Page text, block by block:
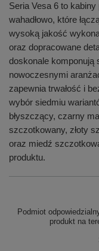
Seria Vesa 6 to
wahadłowo, które
wysoką jakość
oraz dopracowane
doskonale komponują
nowoczesnymi
zapewnia trwałość i
wybór siedmiu
błyszczący, czarny
szczotkowany, złoty
oraz miedź
produktu.
Podmiot
produkt na